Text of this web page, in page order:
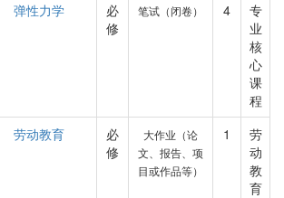
弹性力学
必
修
笔试（闭卷） 4
专
业
核
心
课
程
劳动教育
必
修
大作业（论
文、报告、项
目或作品等）
1
劳
动
教
育